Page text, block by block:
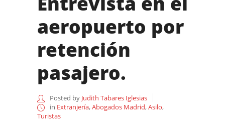
aeropuerto por
retención
pasajero.
Posted by Judith Tabares Iglesias
in Extranjería,Abogados Madrid,Asilo,
Turistas